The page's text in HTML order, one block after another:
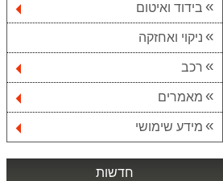
בידוד ואיטום
ניקוי ואחזקה
רכב
מאמרים
מידע שימושי
חדשות
פנס הצפה SMD IP65 50W JET אור קר
85.00 ₪
590.50 ₪